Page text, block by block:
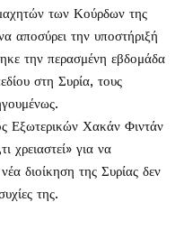
των Κούρδων της
αποσύρει την υποστήριξή
την περασμένη εβδομάδα
στη Συρία, τους
Εξωτερικών Χακάν Φιντάν
χρειαστεί» για να
διοίκηση της Συρίας δεν
της.